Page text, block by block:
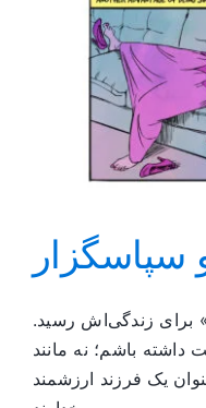
سپاسگزار
برای زندگی‌اش رسید.
باشم؛ نه مانند
یک فرزند ارزشمند